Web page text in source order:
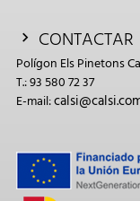
CONTACTAR
Polígon Els Pinetons
T.: 93 580 72 37
E-mail: